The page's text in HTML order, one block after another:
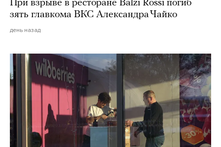
При взрыве в ресторане Balzi Rossi погиб
зять главкома ВКС Александра Чайко
день назад